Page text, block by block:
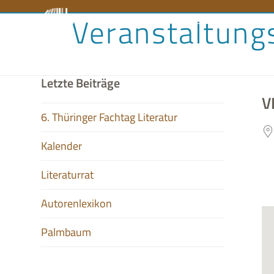
Literaturrat Audiobibliothek
Letzte Beiträge
6. Thüringer Fachtag Literatur
Kalender
Literaturrat
Autorenlexikon
Palmbaum